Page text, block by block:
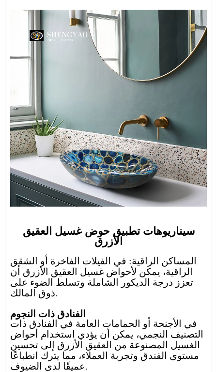
سيناريوهات تطبيق حوض غسيل العقيق
الأزرق
المساكن الراقية: في الفيلات الفاخرة أو الشقق
الراقية، يمكن لأحواض غسيل العقيق الأزرق أن
تعزز درجة الديكور الشاملة وتسلط الضوء على
ذوق المالك.
الفنادق ذات النجوم
في الأجنحة أو الحمامات العامة في الفنادق ذات
التصنيف النجمي، يمكن أن يؤدي استخدام أحواض
الغسيل المصنوعة من العقيق الأزرق إلى تحسين
مستوى الفندق وتجربة العملاء، مما يترك انطباعًا
عميقًا لدى الضيوف.